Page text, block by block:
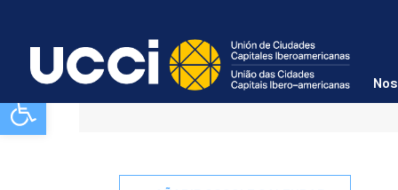
Abrir barra de herramientas
Quito: